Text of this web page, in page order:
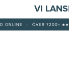
VI
ONLINE ÖVER 7200+